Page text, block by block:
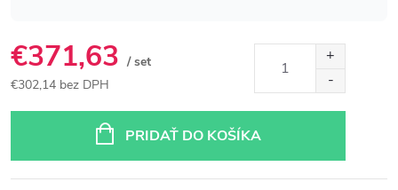
€371,63 / set
€302,14 bez DPH
PRIDAŤ DO KOŠÍKA